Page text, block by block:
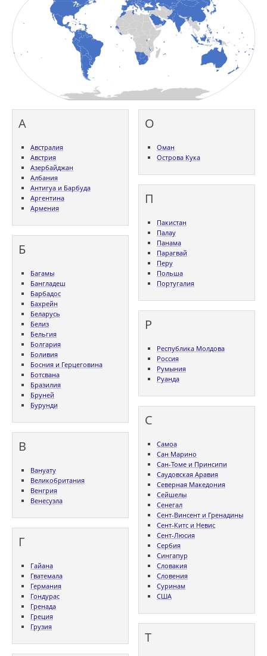
А
Австралия
Австрия
Азербайджан
Албания
Антигуа и Барбуда
Аргентина
Армения
Б
Багамы
Бангладеш
Барбадос
Бахрейн
Беларусь
Белиз
Бельгия
Болгария
Боливия
Босния и Герцеговина
Ботсвана
Бразилия
Бруней
Бурунди
В
Вануату
Великобритания
Венгрия
Венесуэла
Г
Гайана
Гватемала
Германия
Гондурас
Гренада
Греция
Грузия
О
Оман
Острова Кука
П
Пакистан
Палау
Панама
Парагвай
Перу
Польша
Португалия
Р
Республика Молдова
Россия
Румыния
Руанда
С
Самоа
Сан Марино
Сан-Томе и Принсипи
Саудовская Аравия
Северная Македония
Сейшелы
Сенегал
Сент-Винсент и Гренадины
Сент-Китс и Невис
Сент-Люсия
Сербия
Сингапур
Словакия
Словения
Суринам
США
Т